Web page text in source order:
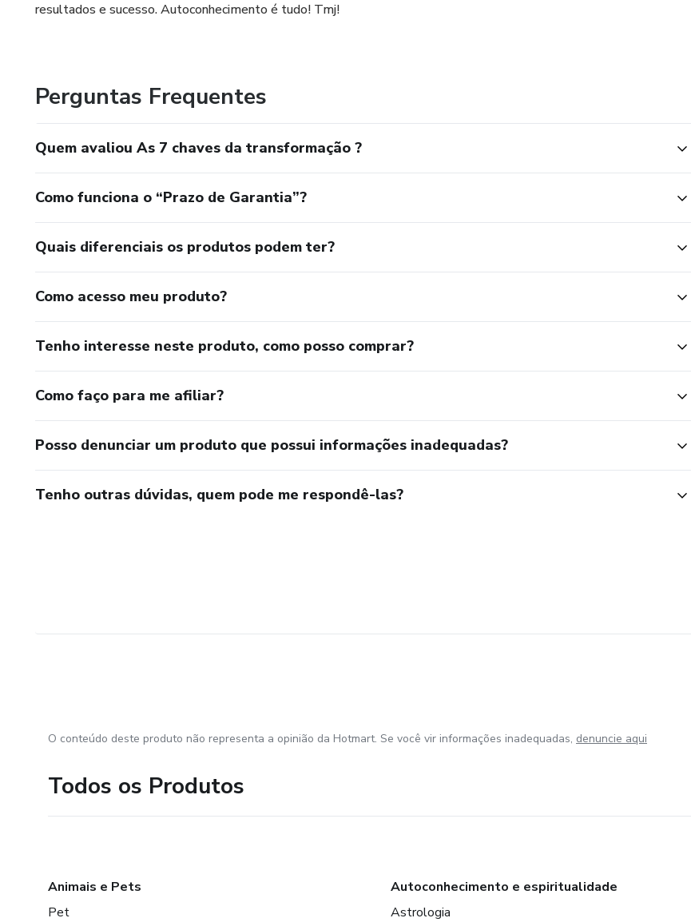
resultados e sucesso. Autoconhecimento é tudo! Tmj!
Perguntas Frequentes
Quem avaliou As 7 chaves da transformação ?
Como funciona o “Prazo de Garantia”?
Quais diferenciais os produtos podem ter?
Como acesso meu produto?
Tenho interesse neste produto, como posso comprar?
Como faço para me afiliar?
Posso denunciar um produto que possui informações inadequadas?
Tenho outras dúvidas, quem pode me respondê-las?
O conteúdo deste produto não representa a opinião da Hotmart. Se você vir informações inadequadas, denuncie aqui
Todos os Produtos
Animais e Pets
Pet
Autoconhecimento e espiritualidade
Astrologia